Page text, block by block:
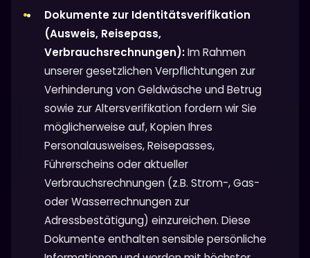
Dokumente zur Identitätsverifikation
(Ausweis, Reisepass,
Verbrauchsrechnungen):Im Rahmen
unserer gesetzlichen Verpflichtungen zur
Verhinderung von Geldwäsche und Betrug
sowie zur Altersverifikation fordern wir Sie
möglicherweise auf, Kopien Ihres
Personalausweises, Reisepasses,
Führerscheins oder aktueller
Verbrauchsrechnungen (z.B. Strom-, Gas-
oder Wasserrechnungen zur
Adressbestätigung) einzureichen. Diese
Dokumente enthalten sensible persönliche